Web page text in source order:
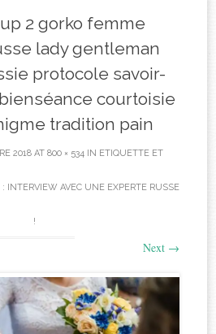
2 gorko femme
lady gentleman
protocole savoir-
courtoisie
tradition pain
2018 AT 800 × 534 IN ETIQUETTE ET
INTERVIEW AVEC UNE EXPERTE RUSSE
!
Next →